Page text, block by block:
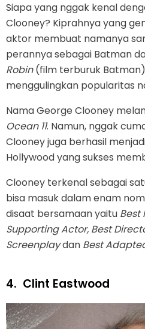
Siapa yang nggak kenal
Clooney? Kiprahnya yang
aktor membuat namanya
perannya sebagai Batman
Robin(film terburuk
menggulingkan popularitas
Nama George Clooney
Ocean 11. Namun, nggak
Clooney juga berhasil
Hollywood yang sukses
Clooney terkenal sebagai
bisa masuk dalam enam
disaat bersamaan yaitu Best
Supporting Actor, Best
Screenplaydan Best
4. Clint Eastwood